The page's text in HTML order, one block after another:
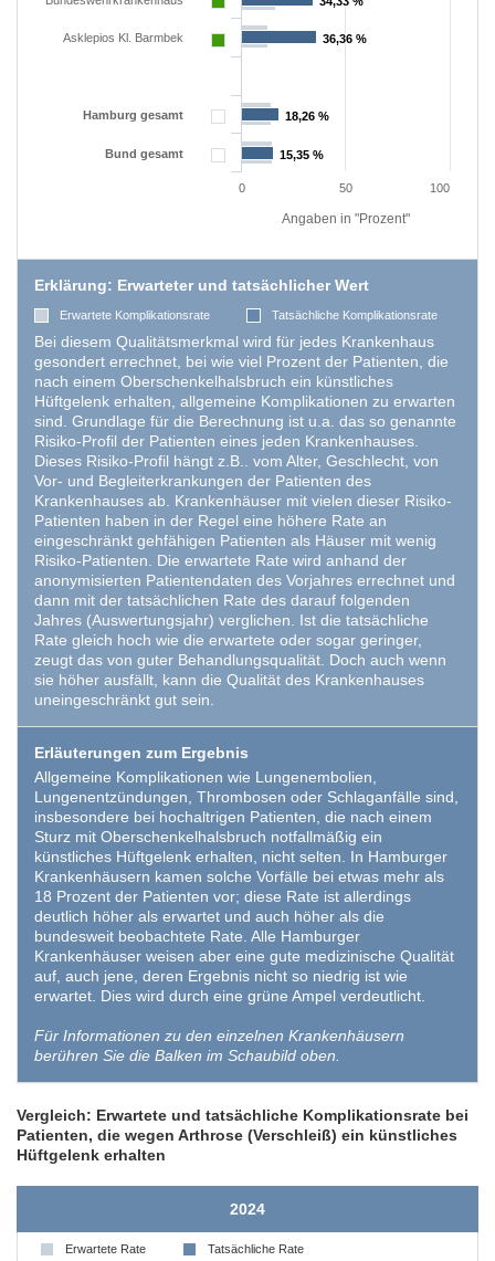
Angaben in "Prozent"
36,36 %
36,36 %
18,26 %
18,26 %
15,35 %
15,35 %
Asklepios Kl. Barmbek
Hamburg gesamt
Bund gesamt
0 100
50
Erklärung: Erwarteter und tatsächlicher Wert
Erwartete Komplikationsrate Tatsächliche Komplikationsrate
Bei diesem Qualitätsmerkmal wird für jedes Krankenhaus
gesondert errechnet, bei wie viel Prozent der Patienten, die
nach einem Oberschenkelhalsbruch ein künstliches
Hüftgelenk erhalten, allgemeine Komplikationen zu erwarten
sind. Grundlage für die Berechnung ist u.a. das so genannte
Risiko-Profil der Patienten eines jeden Krankenhauses.
Dieses Risiko-Profil hängt z.B.. vom Alter, Geschlecht, von
Vor- und Begleiterkrankungen der Patienten des
Krankenhauses ab. Krankenhäuser mit vielen dieser Risiko-
Patienten haben in der Regel eine höhere Rate an
eingeschränkt gehfähigen Patienten als Häuser mit wenig
Risiko-Patienten. Die erwartete Rate wird anhand der
anonymisierten Patientendaten des Vorjahres errechnet und
dann mit der tatsächlichen Rate des darauf folgenden
Jahres (Auswertungsjahr) verglichen. Ist die tatsächliche
Rate gleich hoch wie die erwartete oder sogar geringer,
zeugt das von guter Behandlungsqualität. Doch auch wenn
sie höher ausfällt, kann die Qualität des Krankenhauses
uneingeschränkt gut sein.
Erläuterungen zum Ergebnis
Allgemeine Komplikationen wie Lungenembolien,
Lungenentzündungen, Thrombosen oder Schlaganfälle sind,
insbesondere bei hochaltrigen Patienten, die nach einem
Sturz mit Oberschenkelhalsbruch notfallmäßig ein
künstliches Hüftgelenk erhalten, nicht selten. In Hamburger
Krankenhäusern kamen solche Vorfälle bei etwas mehr als
18 Prozent der Patienten vor; diese Rate ist allerdings
deutlich höher als erwartet und auch höher als die
bundesweit beobachtete Rate. Alle Hamburger
Krankenhäuser weisen aber eine gute medizinische Qualität
auf, auch jene, deren Ergebnis nicht so niedrig ist wie
erwartet. Dies wird durch eine grüne Ampel verdeutlicht.
Für Informationen zu den einzelnen Krankenhäusern
berühren Sie die Balken im Schaubild oben.
Vergleich: Erwartete und tatsächliche Komplikationsrate bei
Patienten, die wegen Arthrose (Verschleiß) ein künstliches
Hüftgelenk erhalten
2024
Erwartete Rate Tatsächliche Rate